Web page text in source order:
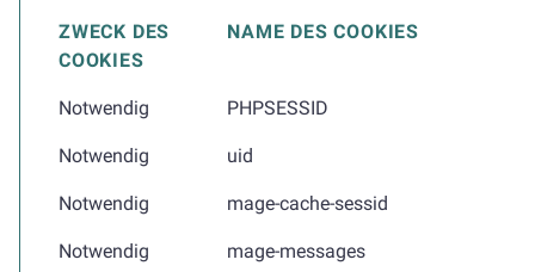
ZWECK DES
COOKIES
NAME DES COOKIES
Notwendig PHPSESSID
Notwendig uid
Notwendig mage-cache-sessid
Notwendig mage-messages